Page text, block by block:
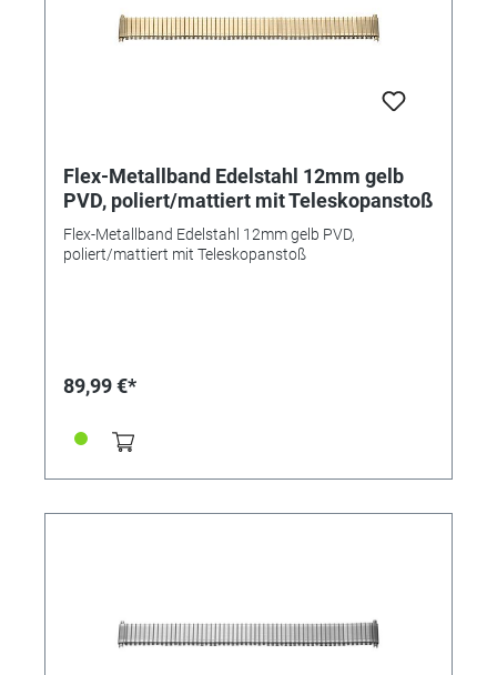
Flex-Metallband Edelstahl 12mm gelb
PVD, poliert/mattiert mit Teleskopanstoß
Flex-Metallband Edelstahl 12mm gelb PVD,
poliert/mattiert mit Teleskopanstoß
89,99 €*